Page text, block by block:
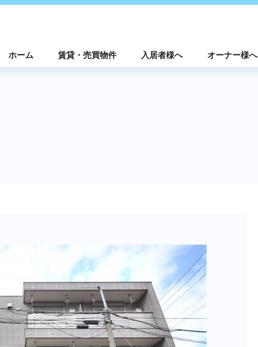
ホーム 賃貸・売買物件 入居者様へ オーナー様へ